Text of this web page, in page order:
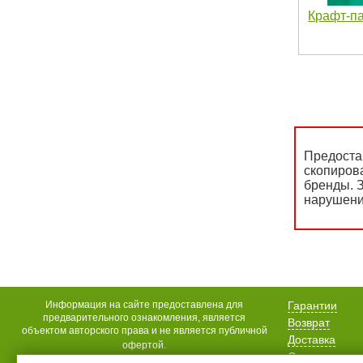
Крафт-
бренды.
Информация на сайте предоставлена для
предварительного ознакомления, является
объектом авторского права и не является публичной
офертой.
Гарантии
Возврат
Доставка
Оплата